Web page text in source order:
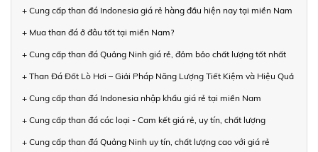
+ Cung cấp than đá Indonesia giá rẻ hàng đầu hiện nay tại miền Nam
+ Mua than đá ở đâu tốt tại miền Nam?
+ Cung cấp than đá Quảng Ninh giá rẻ, đảm bảo chất lượng tốt nhất
+ Than Đá Đốt Lò Hơi – Giải Pháp Năng Lượng Tiết Kiệm và Hiệu Quả
+ Cung cấp than đá Indonesia nhập khẩu giá rẻ tại miền Nam
+ Cung cấp than đá các loại - Cam kết giá rẻ, uy tín, chất lượng
+ Cung cấp than đá Quảng Ninh uy tín, chất lượng cao với giá rẻ